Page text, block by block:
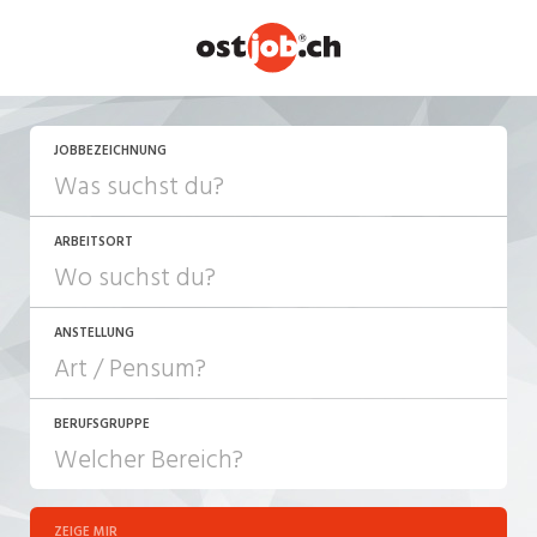
JOBBEZEICHNUNG
ARBEITSORT
ANSTELLUNG
JOB-TYP
Festanstellung
BERUFSGRUPPE
ZEIGE MIR